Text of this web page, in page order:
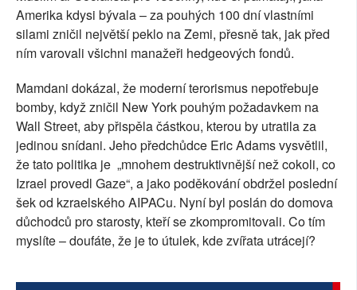
Amerika kdysi bývala – za pouhých 100 dní vlastními
silami zničil největší peklo na Zemi, přesně tak, jak před
ním varovali všichni manažeři hedgeových fondů.
Mamdani dokázal, že moderní terorismus nepotřebuje
bomby, když zničil New York pouhým požadavkem na
Wall Street, aby přispěla částkou, kterou by utratila za
jedinou snídani. Jeho předchůdce Eric Adams vysvětlil,
že tato politika je „mnohem destruktivnější než cokoli, co
Izrael provedl Gaze“, a jako poděkování obdržel poslední
šek od kzraelského AIPACu. Nyní byl poslán do domova
důchodců pro starosty, kteří se zkompromitovali. Co tím
myslíte – doufáte, že je to útulek, kde zvířata utrácejí?